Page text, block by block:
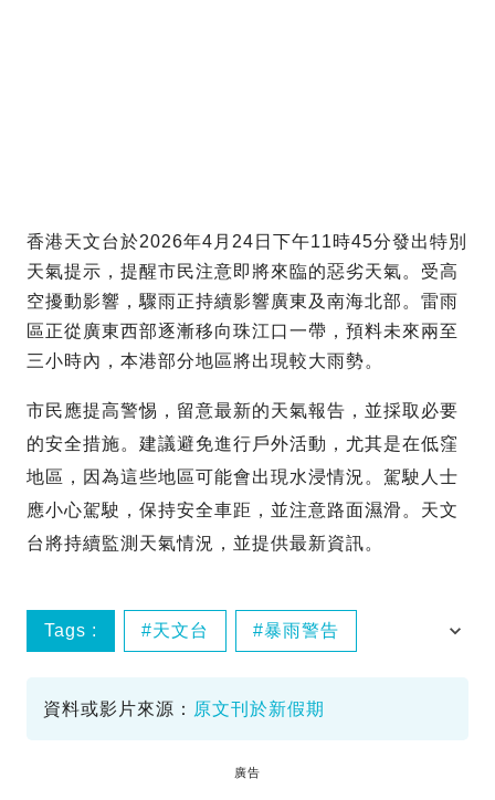
香港天文台於2026年4月24日下午11時45分發出特別
天氣提示，提醒市民注意即將來臨的惡劣天氣。受高
空擾動影響，驟雨正持續影響廣東及南海北部。雷雨
區正從廣東西部逐漸移向珠江口一帶，預料未來兩至
三小時內，本港部分地區將出現較大雨勢。
市民應提高警惕，留意最新的天氣報告，並採取必要
的安全措施。建議避免進行戶外活動，尤其是在低窪
地區，因為這些地區可能會出現水浸情況。駕駛人士
應小心駕駛，保持安全車距，並注意路面濕滑。天文
台將持續監測天氣情況，並提供最新資訊。
Tags : 天文台 暴雨警告
資料或影片來源： 原文刊於新假期
廣告